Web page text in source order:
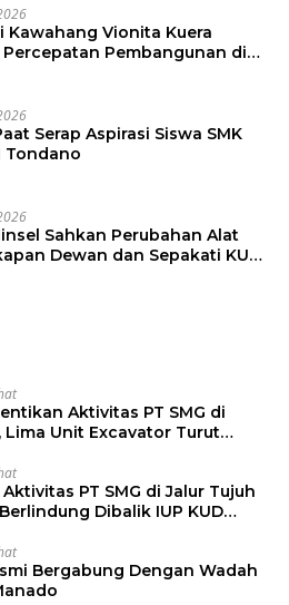
Kawahang Vionita Kuera
Pembangunan di
Serap Aspirasi Siswa SMK
Tondano
Sahkan Perubahan Alat
Dewan dan Sepakati KUA-
Aktivitas PT SMG di
Lima Unit Excavator Turut
PT SMG di Jalur Tujuh
Dibalik IUP KUD
Bergabung Dengan Wadah